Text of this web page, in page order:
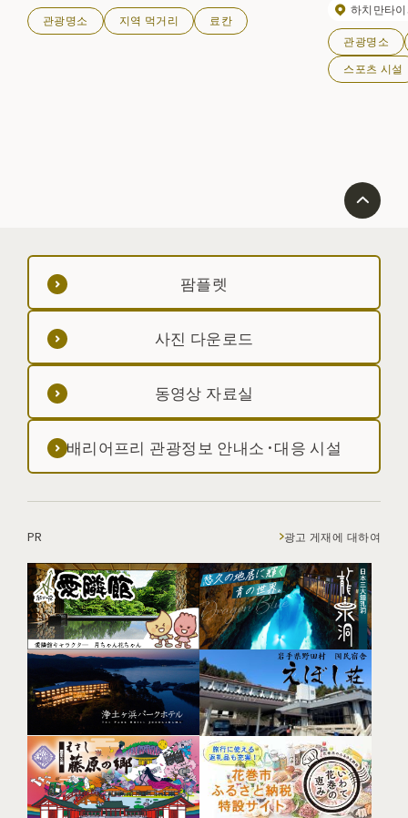
관광명소 지역 먹거리 료칸
하치만타
관광명소
스포츠 시설
팜플렛
사진 다운로드
동영상 자료실
배리어프리 관광정보 안내소·대응 시설
PR 광고 게재에 대하여